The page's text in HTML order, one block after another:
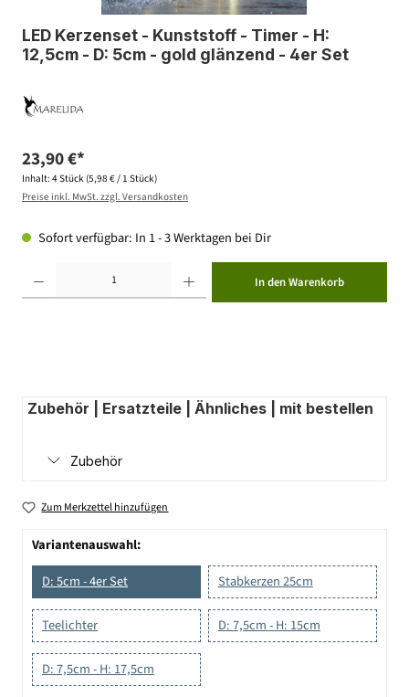
LED Kerzenset - Kunststoff - Timer - H:
12,5cm - D: 5cm - gold glänzend - 4er Set
23,90 €*
Inhalt: 4 Stück (5,98 € / 1 Stück)
Preise inkl. MwSt. zzgl. Versandkosten
Sofort verfügbar: In 1 - 3 Werktagen bei Dir
In den Warenkorb
Zubehör | Ersatzteile | Ähnliches | mit bestellen
Zubehör
Zum Merkzettel hinzufügen
Variantenauswahl:
D: 5cm - 4er Set
Stabkerzen 25cm
Teelichter D: 7,5cm - H: 15cm
D: 7,5cm - H: 17,5cm